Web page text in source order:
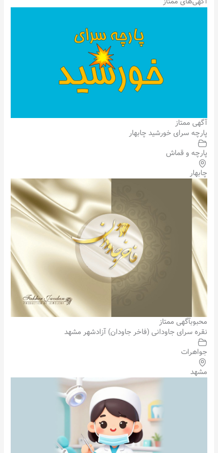
آگهی ممتاز
پارچه سرای خورشید چابهار
پارچه و قماش
چابهار
محبوبآگهی ممتاز
نقره سرای جاودانی (فاخر جاودان) آزادشهر مشهد
جواهرات
مشهد